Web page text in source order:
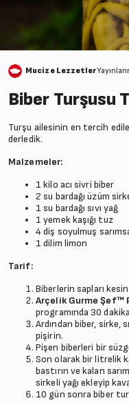
Mucize Lezzetler
Biber Turşusu
Turşu ailesinin en tercih
derledik.
Malzemeler:
1 kilo acı sivri biber
2 su bardağı üzüm
1 su bardağı sıvı yağ
1 yemek kaşığı tuz
4 diş soyulmuş
1 dilim limon
Tarif:
Biberlerin sapları kesin
Arçelik Gurme Şef™
programında 30
Ardından biber, sirke,
pişirin.
Pişen biberleri bir
Son olarak bir litrelik
bastırın ve kalan
sirkeli yağı ekleyip
10 gün sonra biber